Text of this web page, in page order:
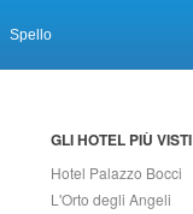
Spello
GLI HOTEL PIÙ VISTI
Hotel Palazzo Bocci
L'Orto degli Angeli